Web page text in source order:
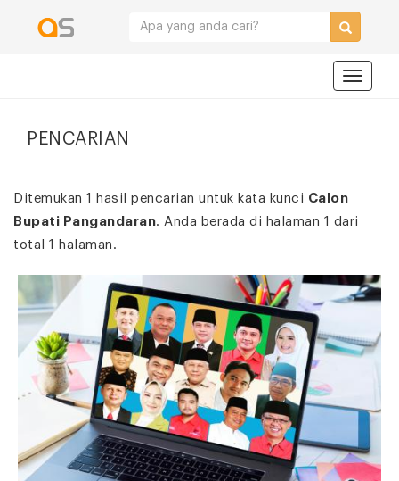
PENCARIAN
Ditemukan 1 hasil pencarian untuk kata kunci Calon
Bupati Pangandaran. Anda berada di halaman 1 dari
total 1 halaman.